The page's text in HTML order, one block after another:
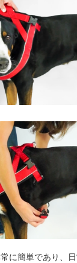
に簡単であり、